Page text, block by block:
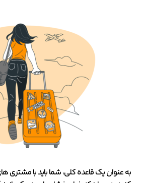
به عنوان یک قاعده کلی، شما باید با مشتری های